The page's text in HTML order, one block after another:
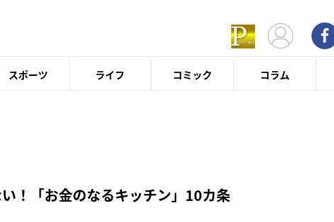
スポーツ ライフ コミック コラム
！「お金のなるキッチン」10カ条